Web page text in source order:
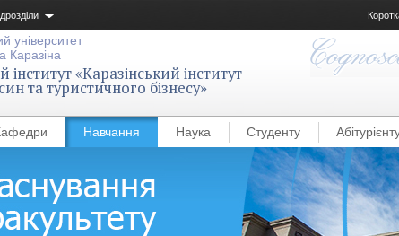
університет
Каразіна
«Каразінський інститут
та туристичного бізнесу»
Навчання Наука Студенту